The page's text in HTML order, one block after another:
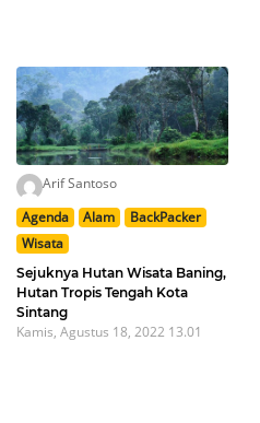
Arif Santoso
Agenda
Alam
BackPacker
Wisata
Sejuknya Hutan Wisata Baning,
Hutan Tropis Tengah Kota
Sintang
Kamis, Agustus 18, 2022 13.01